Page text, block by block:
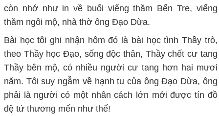
còn nhớ như in về buổi viếng thăm Bến Tre, viếng
thăm ngôi mộ, nhà thờ ông Đạo Dừa.
Bài học tôi ghi nhận hôm đó là bài học tình Thầy trò,
theo Thầy học Đạo, sống độc thân, Thầy chết cư tang
Thầy bên mộ, có nhiều người cư tang hơn hai mươi
năm. Tôi suy ngẫm về hạnh tu của ông Đạo Dừa, ông
phải là người có một nhân cách lớn mới được tín đồ
đệ tử thương mến như thế!